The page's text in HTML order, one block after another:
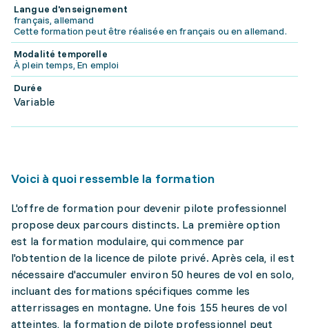
Langue d'enseignement
français, allemand
Cette formation peut être réalisée en français ou en allemand.
Modalité temporelle
À plein temps, En emploi
Durée
Variable
Voici à quoi ressemble la formation
L'offre de formation pour devenir pilote professionnel
propose deux parcours distincts. La première option
est la formation modulaire, qui commence par
l'obtention de la licence de pilote privé. Après cela, il est
nécessaire d'accumuler environ 50 heures de vol en solo,
incluant des formations spécifiques comme les
atterrissages en montagne. Une fois 155 heures de vol
atteintes, la formation de pilote professionnel peut